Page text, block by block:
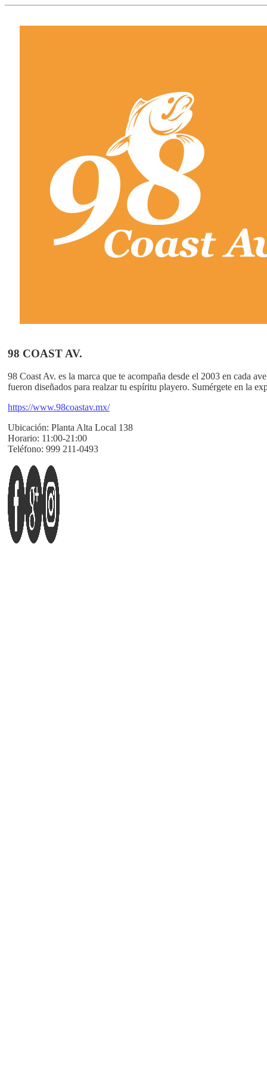
98 COAST AV.
98 Coast Av. es la marca que te acompaña desde el 2003 en cada
fueron diseñados para realzar tu espíritu playero. Sumérgete en la
https://www.98coastav.mx/
Ubicación: Planta Alta Local 138
Horario: 11:00-21:00
Teléfono: 999 211-0493